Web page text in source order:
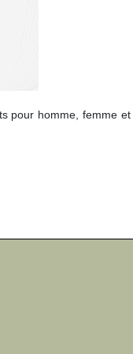
pour homme, femme et